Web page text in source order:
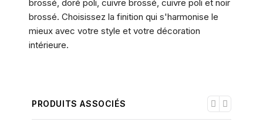
brossé, doré poli, cuivre brossé, cuivre poli et noir
brossé. Choisissez la finition qui s'harmonise le
mieux avec votre style et votre décoration
intérieure.
PRODUITS ASSOCIÉS